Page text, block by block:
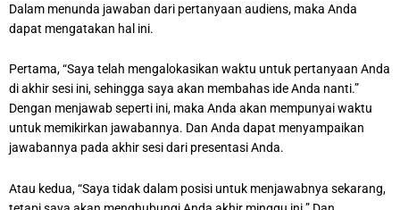
Dalam menunda jawaban dari pertanyaan audiens, maka Anda
dapat mengatakan hal ini.
Pertama, “Saya telah mengalokasikan waktu untuk pertanyaan Anda
di akhir sesi ini, sehingga saya akan membahas ide Anda nanti.”
Dengan menjawab seperti ini, maka Anda akan mempunyai waktu
untuk memikirkan jawabannya. Dan Anda dapat menyampaikan
jawabannya pada akhir sesi dari presentasi Anda.
Atau kedua, “Saya tidak dalam posisi untuk menjawabnya sekarang,